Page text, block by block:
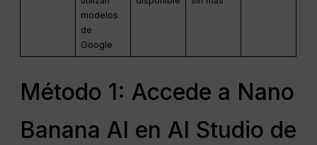
modelos
de
Google
Método 1: Accede a Nano
Banana AI en AI Studio de